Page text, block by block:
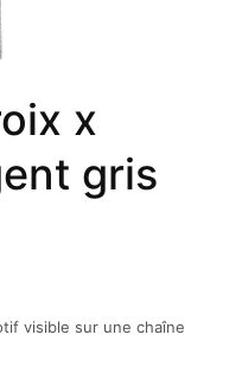
x
gris
visible sur une chaîne